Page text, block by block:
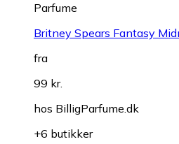
Parfume
Britney Spears Fantasy
fra
99 kr.
hos BilligParfume.dk
+6 butikker